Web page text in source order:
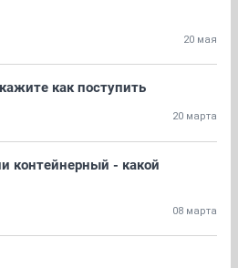
20 мая
как поступить
20 марта
контейнерный - какой
08 марта